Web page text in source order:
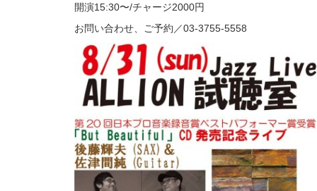
開演15:30〜/チャージ2000円
お問い合わせ、ご予約／03-3755-5558